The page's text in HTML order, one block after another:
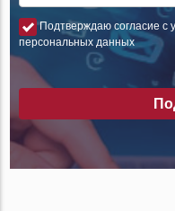
Подтверждаю согласие с
персональных данных